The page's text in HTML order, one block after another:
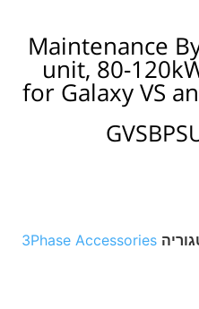
Maintenance
unit, 80-
for Galaxy VS
3Phase Accessories